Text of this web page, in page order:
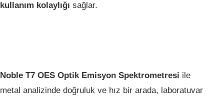
kullanım kolaylığı sağlar.
Noble T7 OES Optik Emisyon Spektrometresi ile
metal analizinde doğruluk ve hız bir arada, laboratuvar